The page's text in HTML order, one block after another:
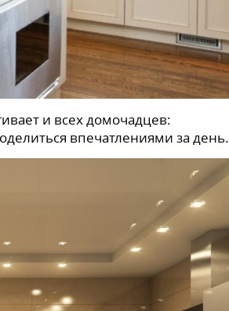
и всех домочадцев:
впечатлениями за день.